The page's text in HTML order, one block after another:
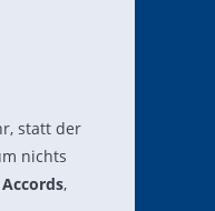
statt der
nichts
,